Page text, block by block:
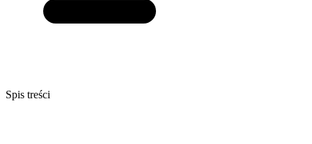
Spis treści